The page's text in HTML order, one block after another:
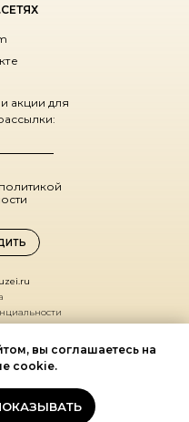
акции для
д. 15
1 этаж)
вы соглашаетесь на
cookie.